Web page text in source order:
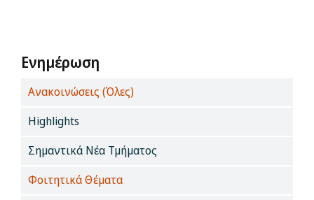
Ενημέρωση
Search
Ενημέρωση
Ανακοινώσεις (Όλες)
Highlights
Σημαντικά Νέα Τμήματος
Φοιτητικά Θέματα